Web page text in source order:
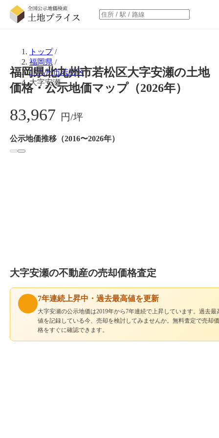
トップ/
福岡県 /
北九州市若松区/
大字安瀬
福岡県北九州市若松区大字安瀬の土地
価格・公示地価マップ（2026年）
83,967 円/坪
公示地価推移（2016〜2026年）
大字安瀬の不動産の売却価格査定
7年連続上昇中・過去最高値を更新
大字安瀬の公示地価は2019年から7年連続で上昇しています。過去最
値を記録している今、売却を検討してみませんか。無料査定で売却価
格をすぐに確認できます。